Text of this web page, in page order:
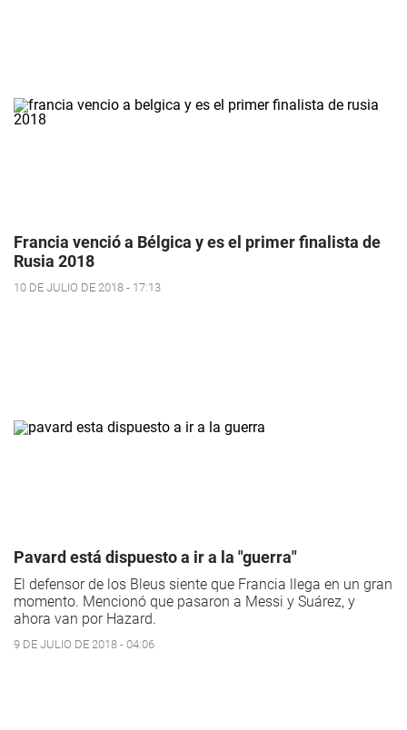
Francia venció a Bélgica y es el primer finalista de
Rusia 2018
10 DE JULIO DE 2018 - 17:13
Pavard está dispuesto a ir a la "guerra"
El defensor de los Bleus siente que Francia llega en un gran
momento. Mencionó que pasaron a Messi y Suárez, y
ahora van por Hazard.
9 DE JULIO DE 2018 - 04:06